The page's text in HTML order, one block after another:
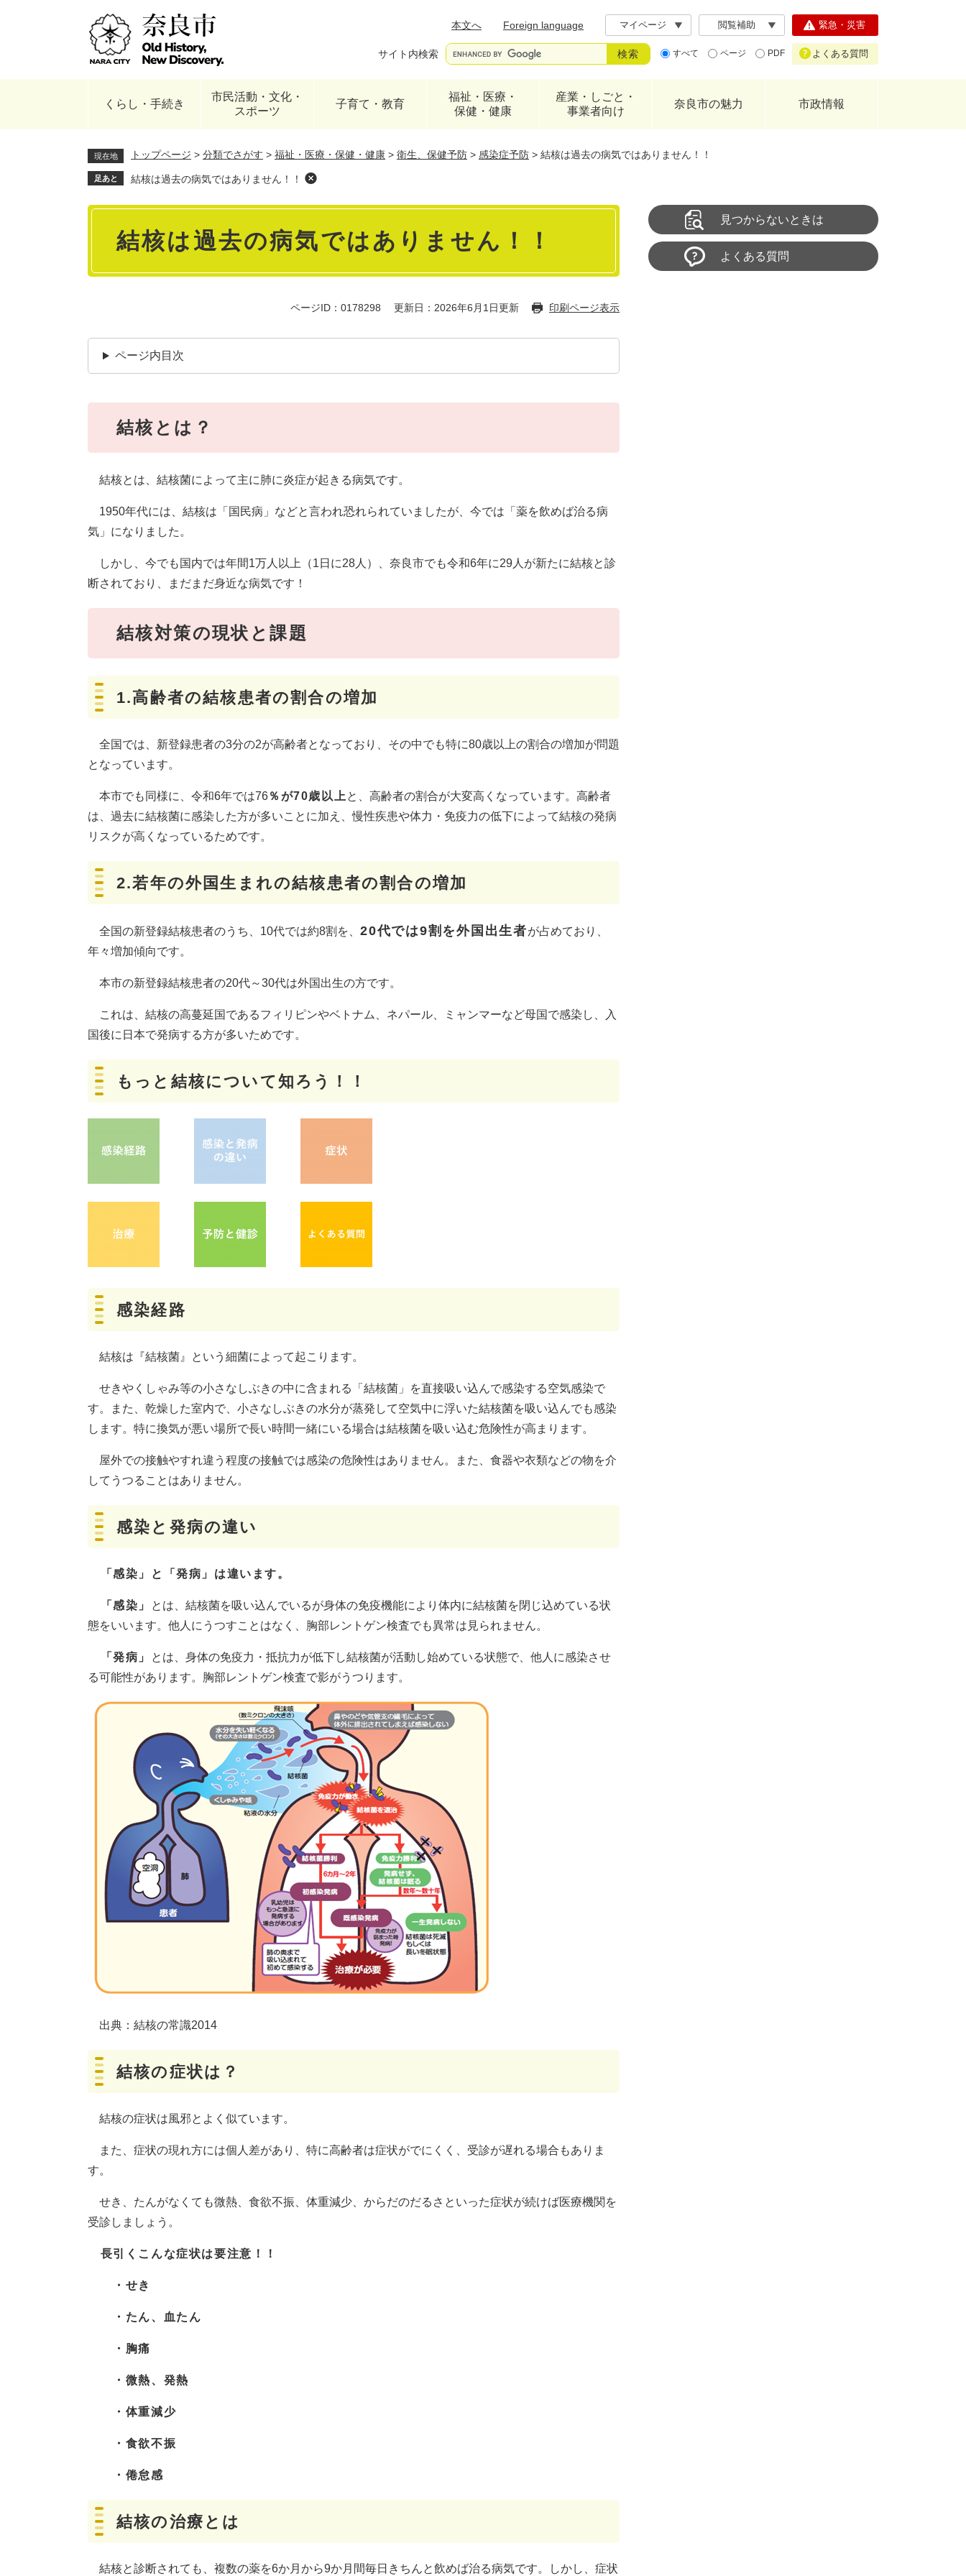
本文へ
Foreign language マイページ 閲覧補助
サイト内検索 すべて ページ PDF
緊急・災害
よくある質問
くらし・手続き
市民活動・文化・
スポーツ
子育て・教育
福祉・医療・
保健・健康
産業・しごと・
事業者向け
奈良市の魅力 市政情報
現在地 トップページ > 分類でさがす > 福祉・医療・保健・健康 > 衛生、保健予防 > 感染症予防 > 結核は過去の病気ではありません！！
足あと 結核は過去の病気ではありません！！
本
結核は過去の病気ではありません！！
ページID：0178298 更新日：2026年6月1日更新 印刷ページ表示
ページ内目次
結核とは？
結核とは、結核菌によって主に肺に炎症が起きる病気です。
1950年代には、結核は「国民病」などと言われ恐れられていましたが、今では「薬を飲めば治る病
気」になりました。
しかし、今でも国内では年間1万人以上（1日に28人）、奈良市でも令和6年に29人が新たに結核と診
断されており、まだまだ身近な病気です！
結核対策の現状と課題
1.高齢者の結核患者の割合の増加
全国では、新登録患者の3分の2が高齢者となっており、その中でも特に80歳以上の割合の増加が問題
となっています。
本市でも同様に、令和6年では76％が70歳以上 と、高齢者の割合が大変高くなっています。高齢者
は、過去に結核菌に感染した方が多いことに加え、慢性疾患や体力・免疫力の低下によって結核の発病
リスクが高くなっているためです。
2.若年の外国生まれの結核患者の割合の増加
全国の新登録結核患者のうち、10代では約8割を、 20代では9割を外国出生者が占めており、
年々増加傾向です。
本市の新登録結核患者の20代～30代は外国出生の方です。
これは、結核の高蔓延国であるフィリピンやベトナム、ネパール、ミャンマーなど母国で感染し、入
国後に日本で発病する方が多いためです。
もっと結核について知ろう！！
感染経路
結核は『結核菌』という細菌によって起こります。
せきやくしゃみ等の小さなしぶきの中に含まれる「結核菌」を直接吸い込んで感染する空気感染で
す。また、乾燥した室内で、小さなしぶきの水分が蒸発して空気中に浮いた結核菌を吸い込んでも感染
します。特に換気が悪い場所で長い時間一緒にいる場合は結核菌を吸い込む危険性が高まります。
屋外での接触やすれ違う程度の接触では感染の危険性はありません。また、食器や衣類などの物を介
してうつることはありません。
感染と発病の違い
「感染」と「発病」は違います。
「感染」
とは、結核菌を吸い込んでいるが身体の免疫機能により体内に結核菌を閉じ込めている状
態をいいます。他人にうつすことはなく、胸部レントゲン検査でも異常は見られません。
「発病」
とは、身体の免疫力・抵抗力が低下し結核菌が活動し始めている状態で、他人に感染させ
る可能性があります。胸部レントゲン検査で影がうつります。
出典：結核の常識2014
結核の症状は？
結核の症状は風邪とよく似ています。
また、症状の現れ方には個人差があり、特に高齢者は症状がでにくく、受診が遅れる場合もありま
す。
せき、たんがなくても微熱、食欲不振、体重減少、からだのだるさといった症状が続けば医療機関を
受診しましょう。
長引くこんな症状は要注意！！
・せき
・たん、血たん
・胸痛
・微熱、発熱
・体重減少
・食欲不振
・倦怠感
結核の治療とは
結核と診断されても、複数の薬を6か月から9か月間毎日きちんと飲めば治る病気です。しかし、症状
見つからないときは
よくある質問